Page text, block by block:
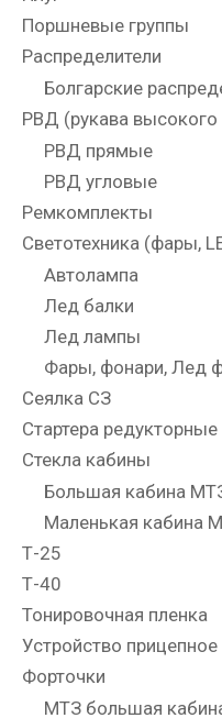
Поршневые группы
Распределители
Болгарские
РВД (рукава высокого
РВД прямые
РВД угловые
Ремкомплекты
Светотехника (фары,
Автолампа
Лед балки
Лед лампы
Фары, фонари, Лед
Сеялка СЗ
Стартера редукторные
Стекла кабины
Большая кабина
Маленькая кабина
Т-25
Т-40
Тонировочная пленка
Устройство
Форточки
МТЗ большая